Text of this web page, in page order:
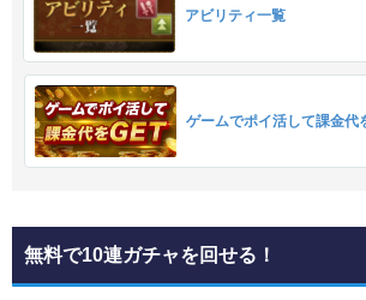
アビリティ一覧
ゲームでポイ活して課金代
無料で10連ガチャを回せる！